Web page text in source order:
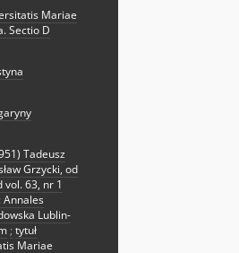
Mariae
Sectio D
Tadeusz
Grzycki, od
vol. 63, nr 1
Annales
Lublin-
; tytuł
Mariae